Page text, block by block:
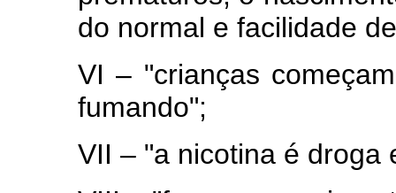
do normal e facilidade
VI – "crianças
fumando";
VII – "a nicotina é droga